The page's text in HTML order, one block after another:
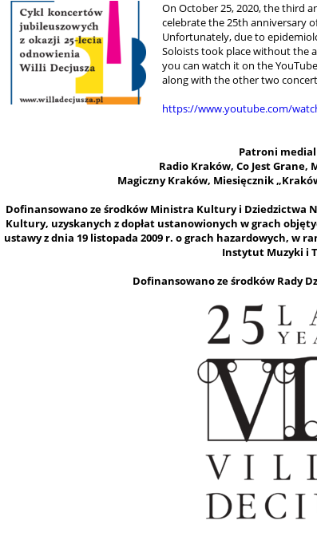
On October 25, 2020, the third
celebrate the 25th anniversary
Unfortunately, due to
Soloists took place without the
you can watch it on the
along with the other two
https://www.youtube.com/
Patroni
Radio Kraków, Co Jest Grane,
Magiczny Kraków, Miesięcznik
Dofinansowano ze środków Ministra Kultury i Dziedzictwa
Kultury, uzyskanych z dopłat ustanowionych w grach
ustawy z dnia 19 listopada 2009 r. o grach hazardowych, w
Instytut Muzyki i
Dofinansowano ze środków Rady